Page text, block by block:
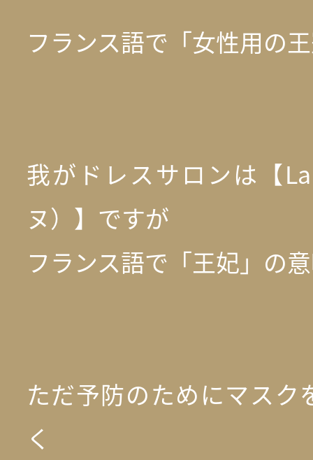
フランス語で「女性用の
我がドレスサロンは【
ヌ）】ですが
フランス語で「王妃」の
ただ予防のためにマスク
く